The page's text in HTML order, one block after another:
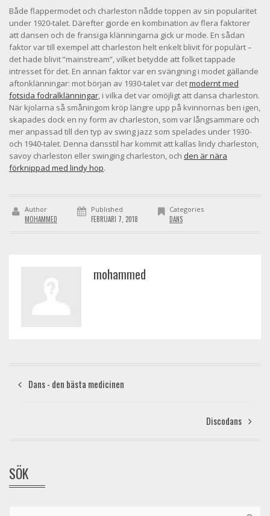
Både flappermodet och charleston nådde toppen av sin popularitet
under 1920-talet. Därefter gjorde en kombination av flera faktorer
att dansen och de fransiga klänningarna gick ur mode. En sådan
faktor var till exempel att charleston helt enkelt blivit för populärt –
det hade blivit ”mainstream”, vilket betydde att folket tappade
intresset för det. En annan faktor var en svängning i modet gällande
aftonklänningar: mot början av 1930-talet var detmodernt med
fotsida fodralklänningar, i vilka det var omöjligt att dansa charleston.
När kjolarna så småningom kröp längre upp på kvinnornas ben igen,
skapades dock en ny form av charleston, som var långsammare och
mer anpassad till den typ av swing jazz som spelades under 1930-
och 1940-talet. Denna dansstil har kommit att kallas lindy charleston,
savoy charleston eller swinging charleston, och den är nära
förknippad med lindy hop.
Author
MOHAMMED
Published
FEBRUARI 7, 2018
Categories
DANS
mohammed
Dans - den bästa medicinen
Discodans
SÖK